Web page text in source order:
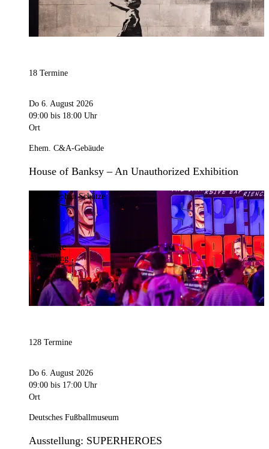
18 Termine
Do 6. August 2026
09:00 bis 18:00 Uhr
Ort
Ehem. C&A-Gebäude
House of Banksy – An Unauthorized Exhibition
Stephan Schütze
Kategorie
Ausstellung
128 Termine
Do 6. August 2026
09:00 bis 17:00 Uhr
Ort
Deutsches Fußballmuseum
Ausstellung: SUPERHEROES